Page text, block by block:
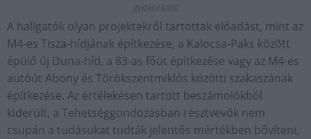
gyakorlatát
A hallgatók olyan projektekről tartottak előadást, mint az
M4-es Tisza-hídjának építkezése, a Kalocsa-Paks között
épülő új Duna-híd, a 83-as főút építkezése vagy az M4-es
autóút Abony és Törökszentmiklós közötti szakaszának
építkezése. Az értélekésen tartott beszámolókból
kiderült, a Tehetséggondozásban résztvevők nem
csupán a tudásukat tudták jelentős mértékben bővíteni,